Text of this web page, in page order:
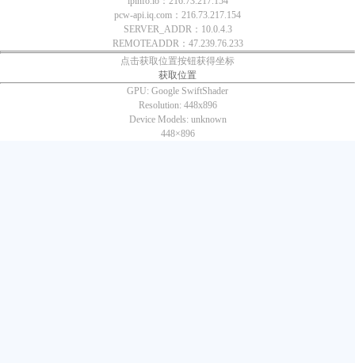
pcw-api.iq.com：216.73.217.154
SERVER_ADDR：10.0.4.3
REMOTEADDR：47.239.76.233
点击获取位置按钮获得坐标
获取位置
GPU: Google SwiftShader
Resolution: 448x896
Device Models: unknown
448×896